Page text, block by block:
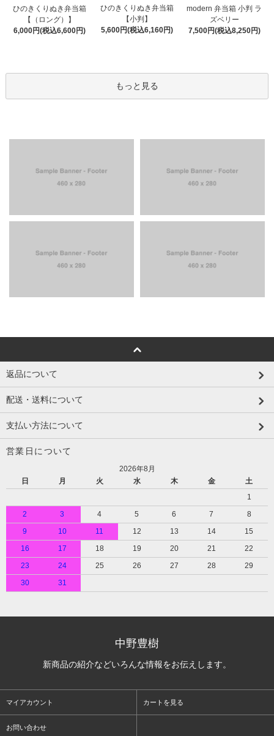
ひのきくりぬき弁当箱
【（ロング）】
6,000円(税込6,600円)
ひのきくりぬき弁当箱
【小判】
5,600円(税込6,160円)
modern 弁当箱 小判 ラ
ズベリー
7,500円(税込8,250円)
もっと見る
返品について
配送・送料について
支払い方法について
営業日について
2026年8月
日
月 火 水 木 金
土
1
2
3 4 5 6 7
8
9
10 11 12 13 14
15
16
17 18 19 20 21
22
23
24 25 26 27 28
29
30
31
中野豊樹
新商品の紹介などいろんな情報をお伝えします。
マイアカウント カートを見る
お問い合わせ